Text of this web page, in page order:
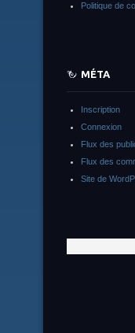
Politique de
MÉTA
Inscription
Connexion
Flux des
Flux des
Site de